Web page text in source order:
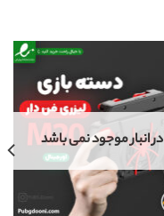
در انبار موجود نمی باشد